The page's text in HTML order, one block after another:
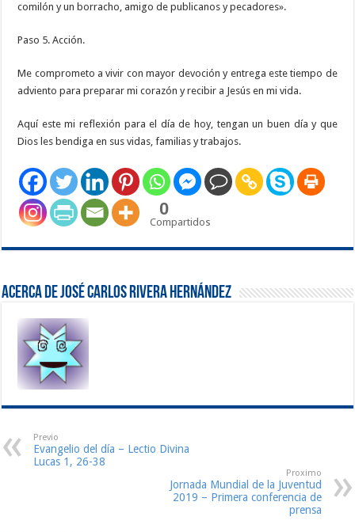
comilón y un borracho, amigo de publicanos y pecadores».
Paso 5. Acción.
Me comprometo a vivir con mayor devoción y entrega este tiempo de
adviento para preparar mi corazón y recibir a Jesús en mi vida.
Aquí este mi reflexión para el día de hoy, tengan un buen día y que
Dios les bendiga en sus vidas, familias y trabajos.
0
Compartidos
Acerca de José Carlos Rivera Hernández
Previo
Evangelio del día – Lectio Divina
Lucas 1, 26-38
Proximo
Jornada Mundial de la Juventud
2019 – Primera conferencia de
prensa